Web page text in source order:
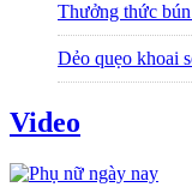
Thưởng thức
Dẻo quẹo khoai
Video